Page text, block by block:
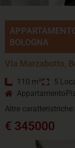
BOLOGNA
Via Marzabotto,
110 m² 5
Appartamento
Altre
€ 345000